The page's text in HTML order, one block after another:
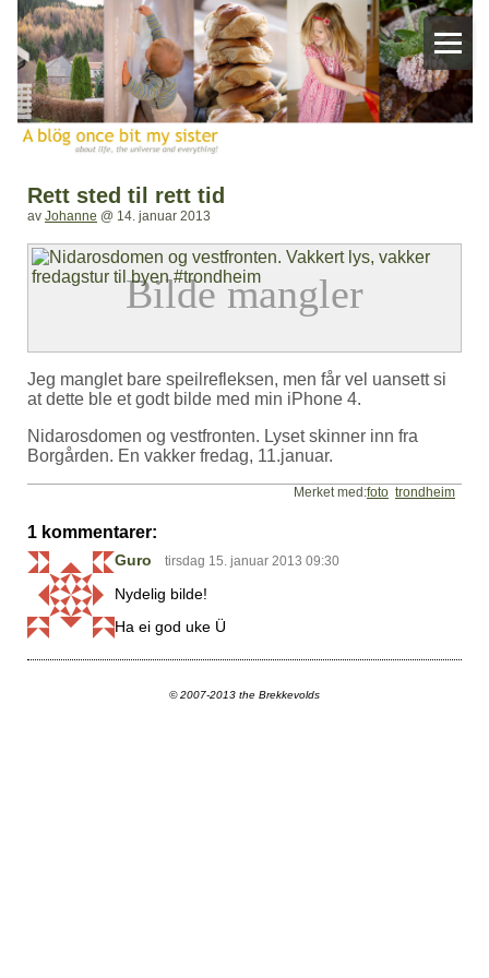
Rett sted til rett tid
av Johanne @ 14. januar 2013
Jeg manglet bare speilrefleksen, men får vel uansett si
at dette ble et godt bilde med min iPhone 4.
Nidarosdomen og vestfronten. Lyset skinner inn fra
Borgården. En vakker fredag, 11.januar.
Merket med:foto trondheim
1 kommentarer:
Guro tirsdag 15. januar 2013 09:30
Nydelig bilde!
Ha ei god uke Ü
© 2007-2013 the Brekkevolds